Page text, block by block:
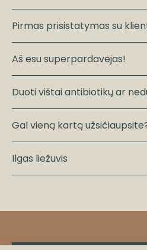
Pirmas prisistatymas su
Aš esu superpardavėjas!
Duoti vištai antibiotikų ar
Gal vieną kartą
Ilgas liežuvis